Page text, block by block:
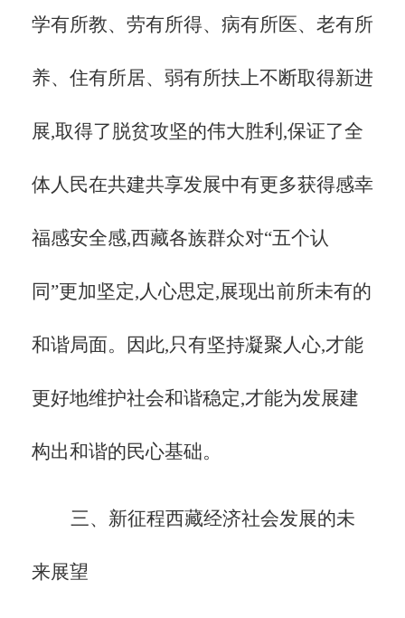
学有所教、劳有所得、病有所医、老有所
养、住有所居、弱有所扶上不断取得新进
展,取得了脱贫攻坚的伟大胜利,保证了全
体人民在共建共享发展中有更多获得感幸
福感安全感,西藏各族群众对“五个认
同”更加坚定,人心思定,展现出前所未有的
和谐局面。因此,只有坚持凝聚人心,才能
更好地维护社会和谐稳定,才能为发展建
构出和谐的民心基础。
三、新征程西藏经济社会发展的未
来展望